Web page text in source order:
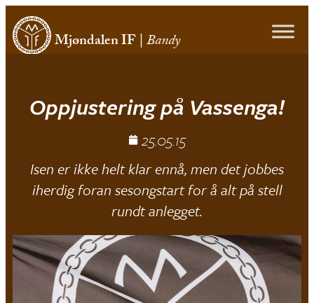
Mjøndalen IF|Bandy
Oppjustering på Vassenga!
25.05.15
Isen er ikke helt klar ennå, men det jobbes
iherdig foran sesongstart for å alt på stell
rundt anlegget.